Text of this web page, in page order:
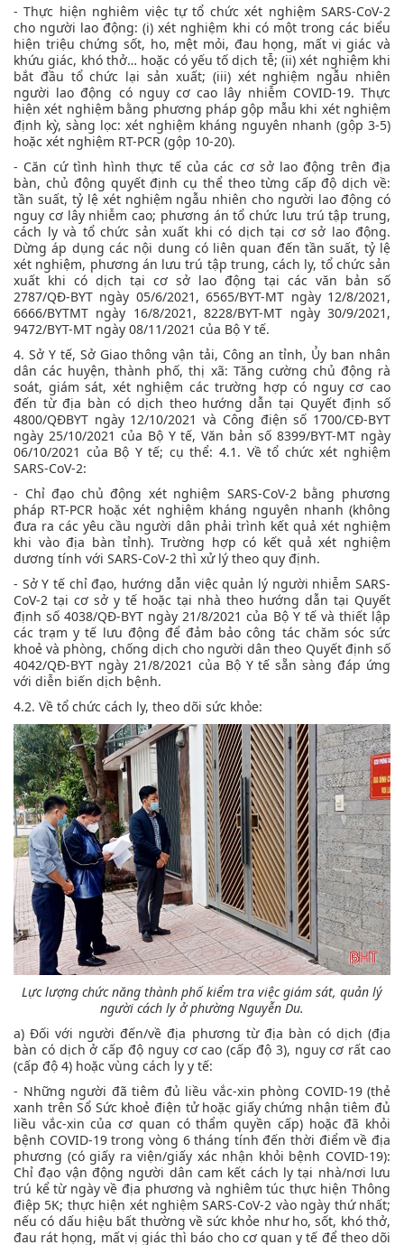
- Thực hiện nghiêm việc tự tổ chức xét nghiệm SARS-CoV-2
cho người lao động: (i) xét nghiệm khi có một trong các biểu
hiện triệu chứng sốt, ho, mệt mỏi, đau họng, mất vị giác và
khứu giác, khó thở… hoặc có yếu tố dịch tễ; (ii) xét nghiệm khi
bắt đầu tổ chức lại sản xuất; (iii) xét nghiệm ngẫu nhiên
người lao động có nguy cơ cao lây nhiễm COVID-19. Thực
hiện xét nghiệm bằng phương pháp gộp mẫu khi xét nghiệm
định kỳ, sàng lọc: xét nghiệm kháng nguyên nhanh (gộp 3-5)
hoặc xét nghiệm RT-PCR (gộp 10-20).
- Căn cứ tình hình thực tế của các cơ sở lao động trên địa
bàn, chủ động quyết định cụ thể theo từng cấp độ dịch về:
tần suất, tỷ lệ xét nghiệm ngẫu nhiên cho người lao động có
nguy cơ lây nhiễm cao; phương án tổ chức lưu trú tập trung,
cách ly và tổ chức sản xuất khi có dịch tại cơ sở lao động.
Dừng áp dụng các nội dung có liên quan đến tần suất, tỷ lệ
xét nghiệm, phương án lưu trú tập trung, cách ly, tổ chức sản
xuất khi có dịch tại cơ sở lao động tại các văn bản số
2787/QĐ-BYT ngày 05/6/2021, 6565/BYT-MT ngày 12/8/2021,
6666/BYTMT ngày 16/8/2021, 8228/BYT-MT ngày 30/9/2021,
9472/BYT-MT ngày 08/11/2021 của Bộ Y tế.
4. Sở Y tế, Sở Giao thông vận tải, Công an tỉnh, Ủy ban nhân
dân các huyện, thành phố, thị xã: Tăng cường chủ động rà
soát, giám sát, xét nghiệm các trường hợp có nguy cơ cao
đến từ địa bàn có dịch theo hướng dẫn tại Quyết định số
4800/QĐBYT ngày 12/10/2021 và Công điện số 1700/CĐ-BYT
ngày 25/10/2021 của Bộ Y tế, Văn bản số 8399/BYT-MT ngày
06/10/2021 của Bộ Y tế; cụ thể: 4.1. Về tổ chức xét nghiệm
SARS-CoV-2:
- Chỉ đạo chủ động xét nghiệm SARS-CoV-2 bằng phương
pháp RT-PCR hoặc xét nghiệm kháng nguyên nhanh (không
đưa ra các yêu cầu người dân phải trình kết quả xét nghiệm
khi vào địa bàn tỉnh). Trường hợp có kết quả xét nghiệm
dương tính với SARS-CoV-2 thì xử lý theo quy định.
- Sở Y tế chỉ đạo, hướng dẫn việc quản lý người nhiễm SARS-
CoV-2 tại cơ sở y tế hoặc tại nhà theo hướng dẫn tại Quyết
định số 4038/QĐ-BYT ngày 21/8/2021 của Bộ Y tế và thiết lập
các trạm y tế lưu động để đảm bảo công tác chăm sóc sức
khoẻ và phòng, chống dịch cho người dân theo Quyết định số
4042/QĐ-BYT ngày 21/8/2021 của Bộ Y tế sẵn sàng đáp ứng
với diễn biến dịch bệnh.
4.2. Về tổ chức cách ly, theo dõi sức khỏe:
Lực lượng chức năng thành phố kiểm tra việc giám sát, quản lý
người cách ly ở phường Nguyễn Du.
a) Đối với người đến/về địa phương từ địa bàn có dịch (địa
bàn có dịch ở cấp độ nguy cơ cao (cấp độ 3), nguy cơ rất cao
(cấp độ 4) hoặc vùng cách ly y tế:
- Những người đã tiêm đủ liều vắc-xin phòng COVID-19 (thẻ
xanh trên Sổ Sức khoẻ điện tử hoặc giấy chứng nhận tiêm đủ
liều vắc-xin của cơ quan có thẩm quyền cấp) hoặc đã khỏi
bệnh COVID-19 trong vòng 6 tháng tính đến thời điểm về địa
phương (có giấy ra viện/giấy xác nhận khỏi bệnh COVID-19):
Chỉ đạo vận động người dân cam kết cách ly tại nhà/nơi lưu
trú kể từ ngày về địa phương và nghiêm túc thực hiện Thông
điệp 5K; thực hiện xét nghiệm SARS-CoV-2 vào ngày thứ nhất;
nếu có dấu hiệu bất thường về sức khỏe như ho, sốt, khó thở,
đau rát họng, mất vị giác thì báo cho cơ quan y tế để theo dõi